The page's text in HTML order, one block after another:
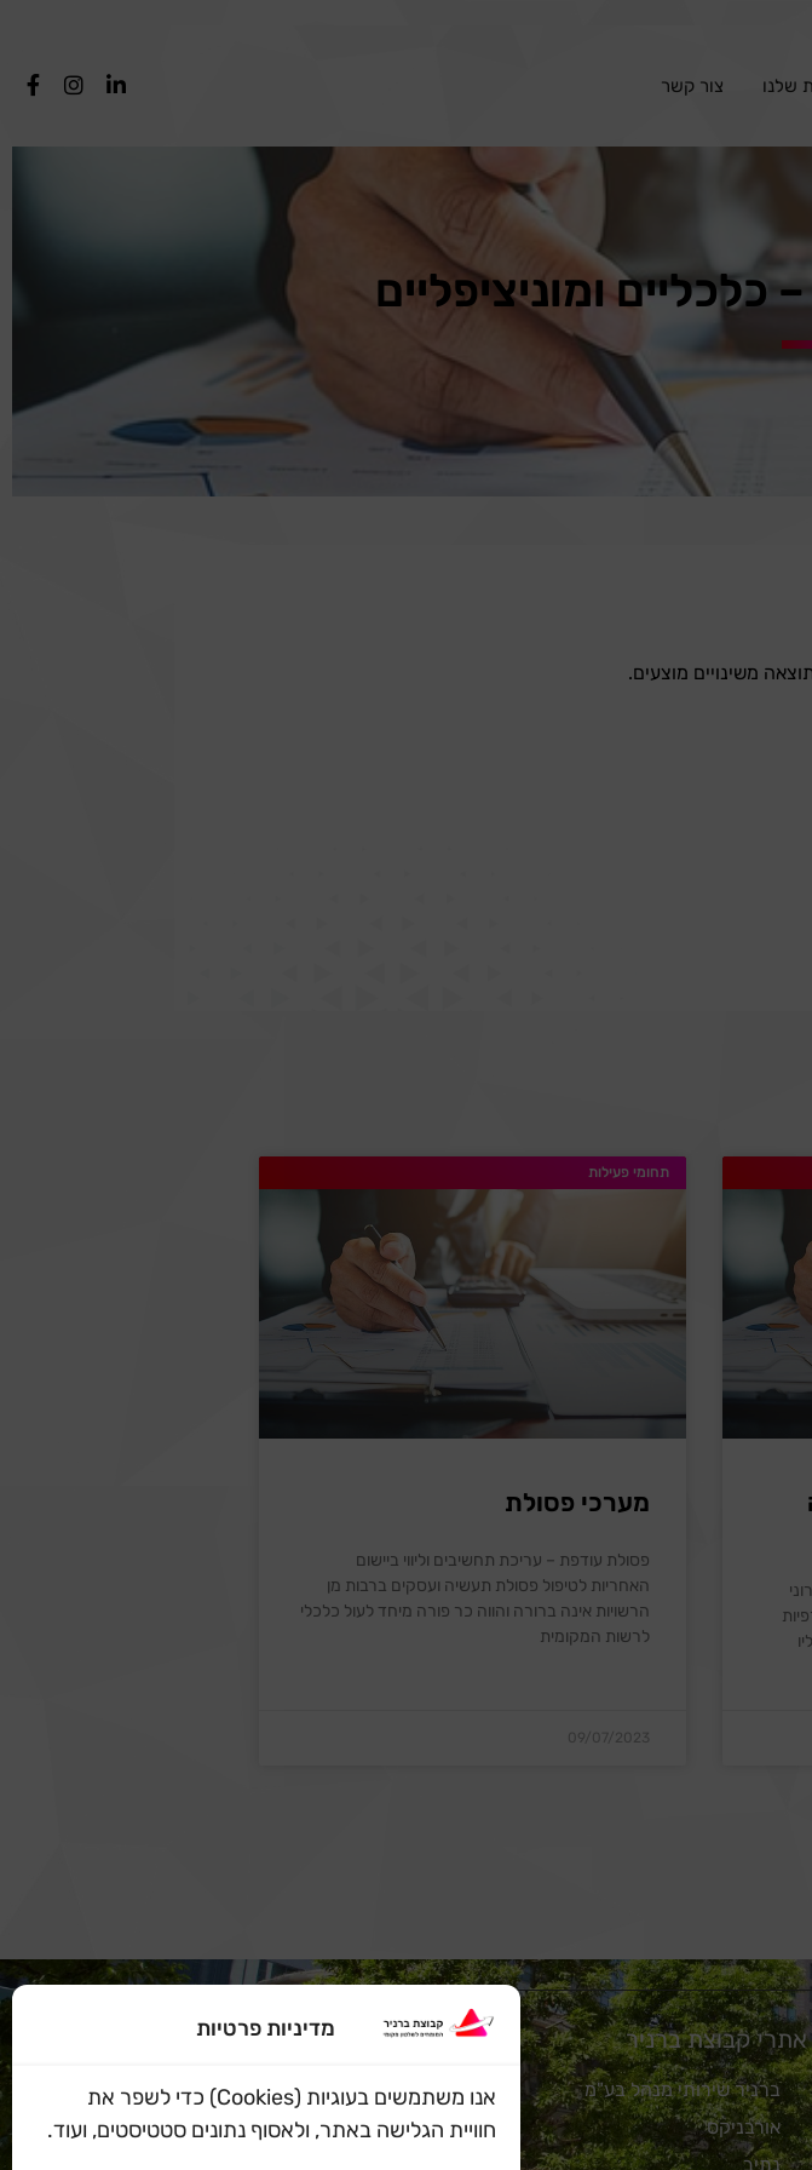
מדיניות פרטיות
אנו משתמשים בעוגיות (Cookies) כדי לשפר את
חוויית הגלישה באתר, ולאסוף נתונים סטטיסטים, ועוד.
שלנו צור קשר
ומוניציפליים
משינויים מוצעים.
תחומי פעילות
מערכי פסולת
פסולת עודפת – עריכת תחשיבים וליווי ביישום
האחריות לטיפול פסולת תעשיה ועסקים ברבות מן
הרשויות אינה ברורה והווה כר פורה מיחד לעול כלכלי
לרשות המקומית
09/07/2023
אתרי קבוצת ברניר
ברניר שירותי מנהל בע"מ
אורבניקס
נתיב